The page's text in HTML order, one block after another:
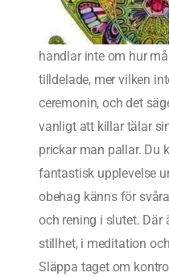
handlar inte om hur
tilldelade, mer vilken
ceremonin, och det
vanligt att killar tälar
prickar man pallar. Du
fantastisk upplevelse
obehag känns för
och rening i slutet. Där
stillhet, i meditation
Släppa taget om